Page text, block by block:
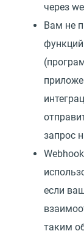
через
Вам не
запрос
если
таким